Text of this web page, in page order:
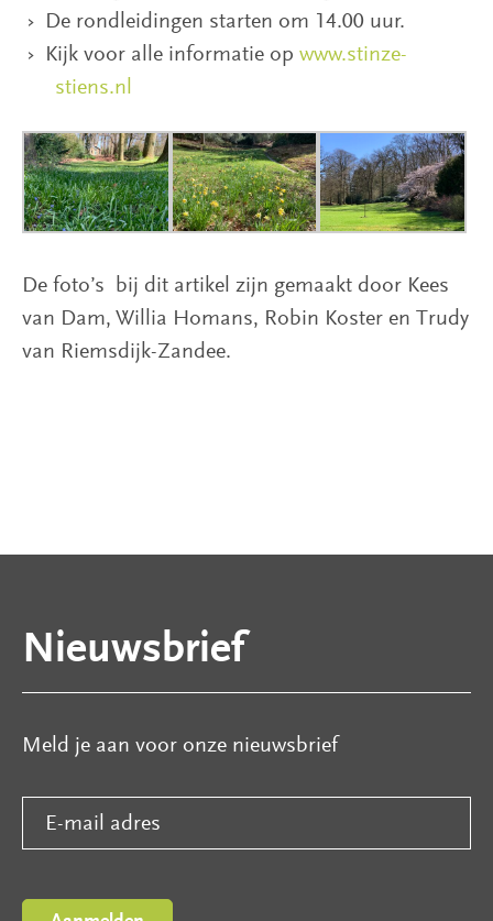
De rondleidingen starten om 14.00 uur.
Kijk voor alle informatie op www.stinze-
stiens.nl
De foto’s bij dit artikel zijn gemaakt door Kees
van Dam, Willia Homans, Robin Koster en Trudy
van Riemsdijk-Zandee.
Nieuwsbrief
Meld je aan voor onze nieuwsbrief